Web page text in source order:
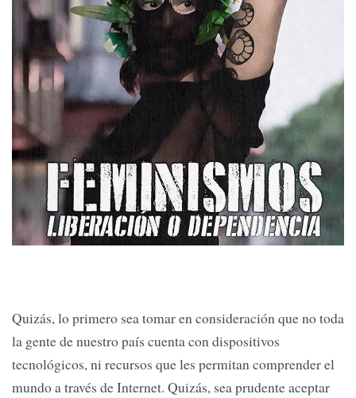
Quizás, lo primero sea tomar en consideración que no toda
la gente de nuestro país cuenta con dispositivos
tecnológicos, ni recursos que les permitan comprender el
mundo a través de Internet. Quizás, sea prudente aceptar